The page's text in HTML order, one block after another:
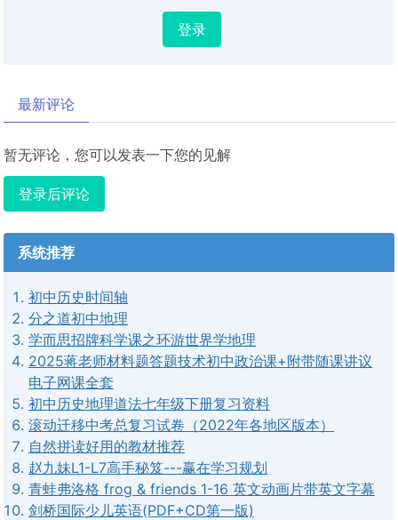
登录
最新评论
暂无评论，您可以发表一下您的见解
登录后评论
系统推荐
初中历史时间轴
分之道初中地理
学而思招牌科学课之环游世界学地理
2025蒋老师材料题答题技术初中政治课+附带随课讲议
电子网课全套
初中历史地理道法七年级下册复习资料
滚动迁移中考总复习试卷（2022年各地区版本）
自然拼读好用的教材推荐
赵九妹L1-L7高手秘笈---赢在学习规划
青蛙弗洛格 frog & friends 1-16 英文动画片带英文字幕
剑桥国际少儿英语(PDF+CD第一版)